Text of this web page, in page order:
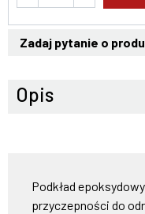
Zadaj pytanie o
Opis
Podkład
przyczepności do